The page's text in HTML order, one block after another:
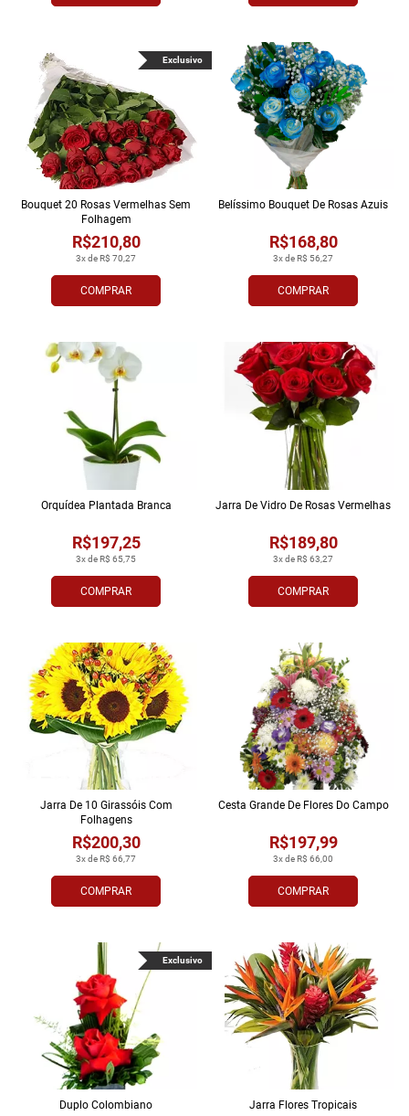
COMPRAR
3x de R$ 70,27
R$210,80
Bouquet 20 Rosas Vermelhas Sem
Folhagem
Exclusivo
COMPRAR
3x de R$ 56,27
R$168,80
Belíssimo Bouquet De Rosas Azuis
COMPRAR
3x de R$ 65,75
R$197,25
Orquídea Plantada Branca
COMPRAR
3x de R$ 63,27
R$189,80
Jarra De Vidro De Rosas Vermelhas
COMPRAR
3x de R$ 66,77
R$200,30
Jarra De 10 Girassóis Com
Folhagens
COMPRAR
3x de R$ 66,00
R$197,99
Cesta Grande De Flores Do Campo
Duplo Colombiano
Exclusivo
Jarra Flores Tropi­cais